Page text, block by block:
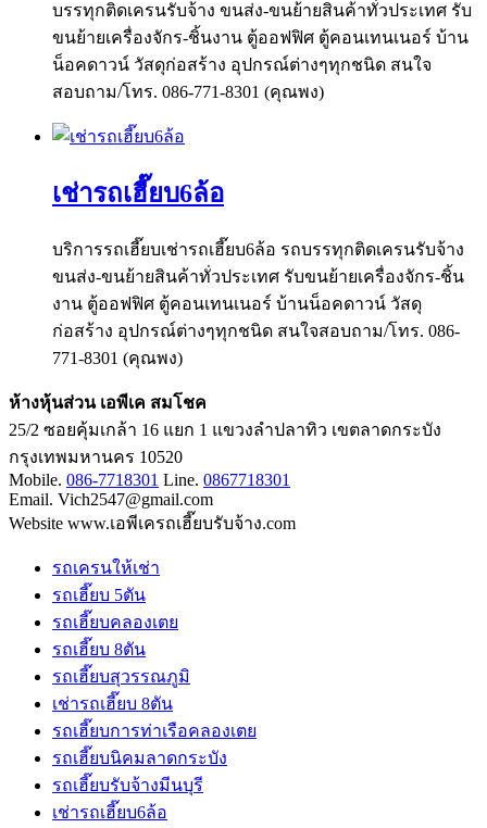
บรรทุกติดเครนรับจ้าง ขนส่ง-ขนย้ายสินค้าทั่วประเทศ รับ
ขนย้ายเครื่องจักร-ชิ้นงาน ตู้ออฟฟิศ ตู้คอนเทนเนอร์ บ้าน
น็อคดาวน์ วัสดุก่อสร้าง อุปกรณ์ต่างๆทุกชนิด สนใจ
สอบถาม/โทร. 086-771-8301 (คุณพง)
เช่ารถเฮี๊ยบ6ล้อ
บริการรถเฮี๊ยบเช่ารถเฮี๊ยบ6ล้อ รถบรรทุกติดเครนรับจ้าง
ขนส่ง-ขนย้ายสินค้าทั่วประเทศ รับขนย้ายเครื่องจักร-ชิ้น
งาน ตู้ออฟฟิศ ตู้คอนเทนเนอร์ บ้านน็อคดาวน์ วัสดุ
ก่อสร้าง อุปกรณ์ต่างๆทุกชนิด สนใจสอบถาม/โทร. 086-
771-8301 (คุณพง)
ห้างหุ้นส่วน เอพีเค สมโชค
25/2 ซอยคุ้มเกล้า 16 แยก 1 แขวงลำปลาทิว เขตลาดกระบัง
กรุงเทพมหานคร 10520
Mobile. 086-7718301 Line. 0867718301
Email. Vich2547@gmail.com
Website www.เอพีเครถเฮี๊ยบรับจ้าง.com
รถเครนให้เช่า
รถเฮี๊ยบ 5ตัน
รถเฮี๊ยบคลองเตย
รถเฮี๊ยบ 8ตัน
รถเฮี๊ยบสุวรรณภูมิ
เช่ารถเฮี๊ยบ 8ตัน
รถเฮี๊ยบการท่าเรือคลองเตย
รถเฮี๊ยบนิคมลาดกระบัง
รถเฮี๊ยบรับจ้างมีนบุรี
เช่ารถเฮี๊ยบ6ล้อ